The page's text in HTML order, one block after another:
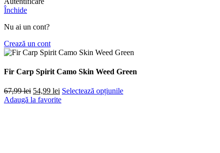
Închide
Nu ai un cont?
Crează un cont
Fir Carp Spirit Camo Skin Weed Green
67,99lei Prețul
inițial
54,99 lei Prețul
curent
Selectează opțiunile
Adaugă la favorite